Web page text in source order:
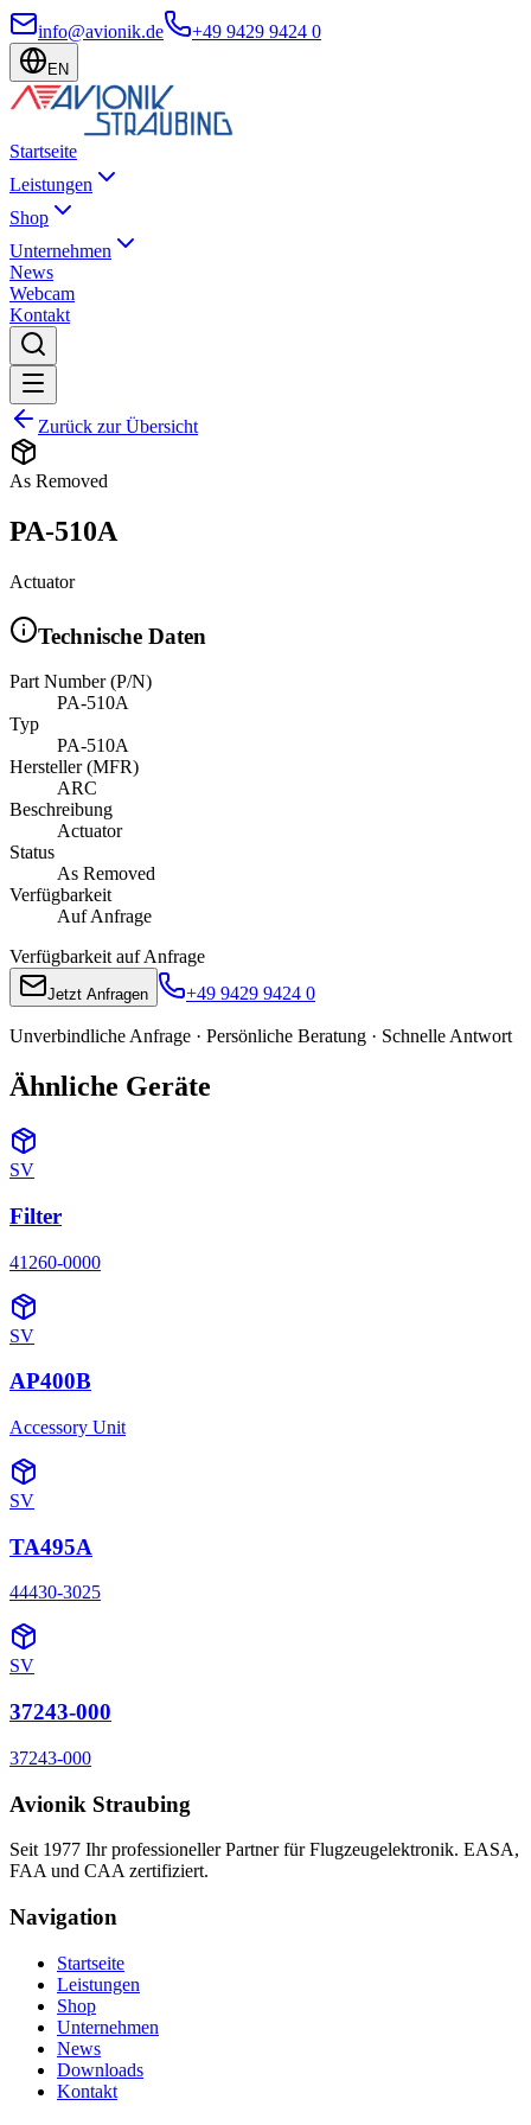
info@avionik.de +49 9429 9424 0
EN
Startseite
Leistungen
Shop
Unternehmen
News
Webcam
Kontakt
Zurück zur Übersicht
As Removed
PA-510A
Actuator
Technische Daten
Part Number (P/N)
PA-510A
Typ
PA-510A
Hersteller (MFR)
ARC
Beschreibung
Actuator
Status
As Removed
Verfügbarkeit
Auf Anfrage
Verfügbarkeit auf Anfrage
Jetzt Anfragen +49 9429 9424 0
Unverbindliche Anfrage · Persönliche Beratung · Schnelle Antwort
Ähnliche Geräte
SV
Filter
41260-0000
SV
AP400B
Accessory Unit
SV
TA495A
44430-3025
SV
37243-000
37243-000
Avionik Straubing
Seit 1977 Ihr professioneller Partner für Flugzeugelektronik. EASA,
FAA und CAA zertifiziert.
Navigation
Startseite
Leistungen
Shop
Unternehmen
News
Downloads
Kontakt